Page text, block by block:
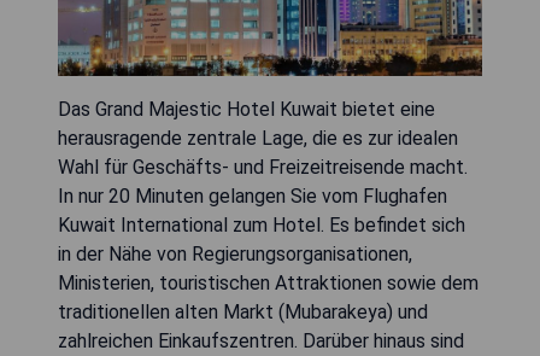
Das Grand Majestic Hotel Kuwait bietet eine
herausragende zentrale Lage, die es zur idealen
Wahl für Geschäfts- und Freizeitreisende macht.
In nur 20 Minuten gelangen Sie vom Flughafen
Kuwait International zum Hotel. Es befindet sich
in der Nähe von Regierungsorganisationen,
Ministerien, touristischen Attraktionen sowie dem
traditionellen alten Markt (Mubarakeya) und
zahlreichen Einkaufszentren. Darüber hinaus sind